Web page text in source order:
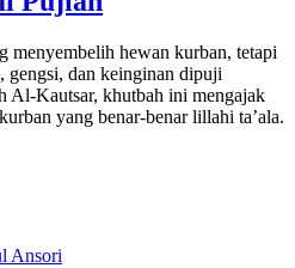
menyembelih hewan kurban, tetapi
gengsi, dan keinginan dipuji
Al-Kautsar, khutbah ini mengajak
yang benar-benar lillahi ta’ala.
Ansori